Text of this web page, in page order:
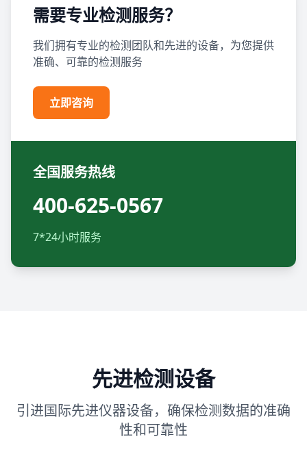
需要专业检测服务？
我们拥有专业的检测团队和先进的设备，为您提供
准确、可靠的检测服务
立即咨询
全国服务热线
400-625-0567
7*24小时服务
先进检测设备
引进国际先进仪器设备，确保检测数据的准确
性和可靠性